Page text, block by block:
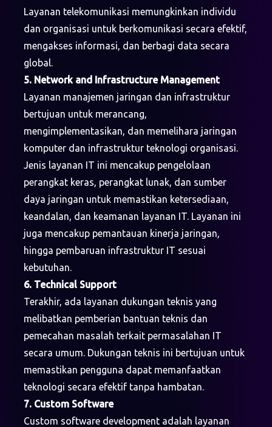
Layanan telekomunikasi memungkinkan individu
dan organisasi untuk berkomunikasi secara efektif,
mengakses informasi, dan berbagi data secara
global.
5. Network and Infrastructure Management
Layanan manajemen jaringan dan infrastruktur
bertujuan untuk merancang,
mengimplementasikan, dan memelihara jaringan
komputer dan infrastruktur teknologi organisasi.
Jenis layanan IT ini mencakup pengelolaan
perangkat keras, perangkat lunak, dan sumber
daya jaringan untuk memastikan ketersediaan,
keandalan, dan keamanan layanan IT. Layanan ini
juga mencakup pemantauan kinerja jaringan,
hingga pembaruan infrastruktur IT sesuai
kebutuhan.
6. Technical Support
Terakhir, ada layanan dukungan teknis yang
melibatkan pemberian bantuan teknis dan
pemecahan masalah terkait permasalahan IT
secara umum. Dukungan teknis ini bertujuan untuk
memastikan pengguna dapat memanfaatkan
teknologi secara efektif tanpa hambatan.
7. Custom Software
Custom software development adalah layanan